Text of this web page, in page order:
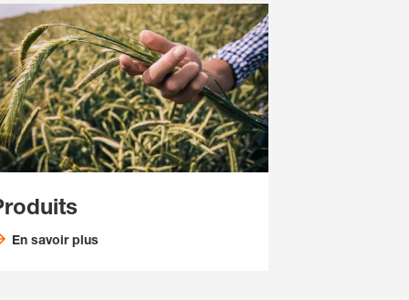
En savoir plus